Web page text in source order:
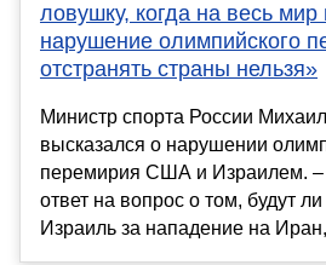
ловушку, когда на весь мир
нарушение олимпийского
отстранять страны нельзя»
Министр спорта России
высказался о нарушении
перемирия США и Израилем.
ответ на вопрос о том, будут
Израиль за нападение на Иран,